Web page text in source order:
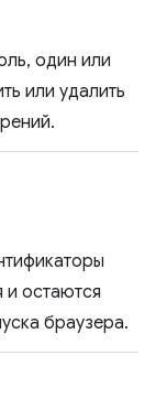
один или
или удалить
и остаются
браузера.